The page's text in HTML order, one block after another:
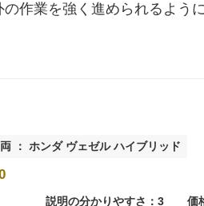
作業を強く進められるように
： ホンダ ヴェゼル ハイブリッド
説明の分かりやすさ：3 価